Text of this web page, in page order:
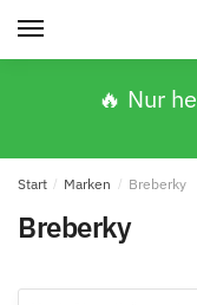
🔥 Nur
Start / Marken / Breberky
Breberky